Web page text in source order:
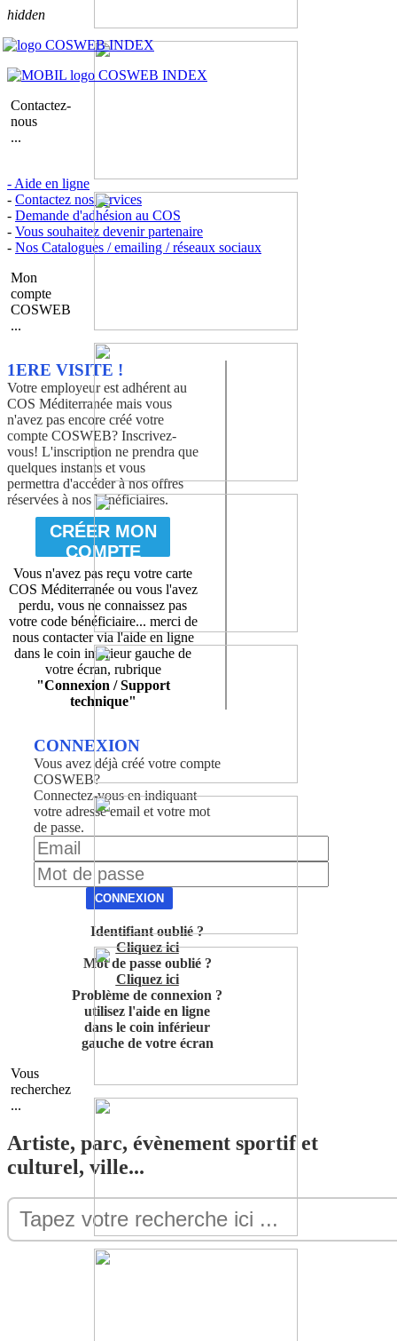
hidden
Contactez-
nous
...
- Aide en ligne
- Contactez nos services
- Demande d'adhésion au COS
- Vous souhaitez devenir partenaire
- Nos Catalogues / emailing / réseaux sociaux
Mon
compte
COSWEB
...
1ERE VISITE !
Votre employeur est adhérent au
COS Méditerranée mais vous
n'avez pas encore créé votre
compte COSWEB? Inscrivez-
vous! L'inscription ne prendra que
quelques instants et vous
permettra d'accéder à nos offres
réservées à nos bénéficiaires.
CRÉER MON
COMPTE
Vous n'avez pas reçu votre carte
COS Méditerranée ou vous l'avez
perdu, vous ne connaissez pas
votre code bénéficiaire... merci de
nous contacter via l'aide en ligne
dans le coin inférieur gauche de
votre écran, rubrique
"Connexion / Support
technique"
CONNEXION
Vous avez déjà créé votre compte
COSWEB?
Connectez-vous en indiquant
votre adresse email et votre mot
de passe.
CONNEXION
Identifiant oublié ?
Cliquez ici
Mot de passe oublié ?
Cliquez ici
Problème de connexion ?
utilisez l'aide en ligne
dans le coin inférieur
gauche de votre écran
Vous
recherchez
...
Artiste, parc, évènement sportif et
culturel, ville...